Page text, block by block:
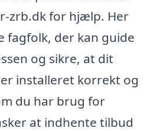
zrb.dk for hjælp. Her
fagfolk, der kan guide
og sikre, at dit
installeret korrekt og
du har brug for
at indhente tilbud